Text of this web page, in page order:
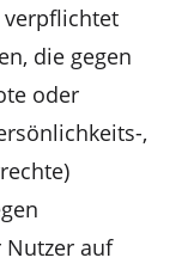
verpflichtet
die gegen
oder
,
Nutzer auf